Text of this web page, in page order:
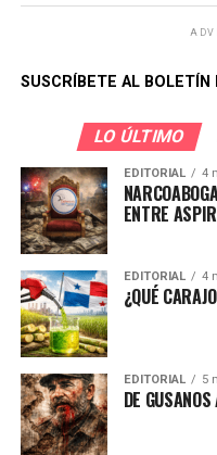
SUSCRÍBETE AL BOLETÍN
LO ÚLTIMO
EDITORIAL 4
ENTRE
EDITORIAL 4
¿QUÉ
EDITORIAL 5
DE